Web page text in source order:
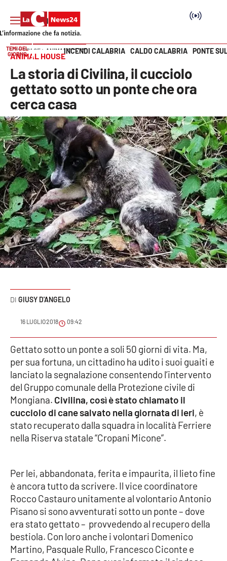
SEZIONI
Cronaca
Politica
Attualità
Economia e lavoro
Italia Mondo
Sanità
Sport
Meteo
Editoriali
VIDEO
Ambiente
Cultura
Economia e Lavoro
Politica
Sanità
Vai
TEMI DEL
GIORNO
INCENDI CALABRIA CALDO CALABRIA PONTE
HOME PAGE ANIMAL HOUSE
ANIMAL HOUSE
La storia di Civilina, il cucciolo
gettato sotto un ponte che ora
cerca casa
GIUSY D'ANGELO
16 LUGLIO 2018 09:42
Gettato sotto un ponte a soli 50 giorni di vita. Ma,
per sua fortuna, un cittadino ha udito i suoi guaiti e
lanciato la segnalazione consentendo l’intervento
del Gruppo comunale della Protezione civile di
Mongiana. Civilina, così è stato chiamato il
cucciolo di cane salvato nella giornata di ieri, è
stato recuperato dalla squadra in località Ferriere
nella Riserva statale “Cropani Micone”.
Per lei, abbandonata, ferita e impaurita, il lieto fine
è ancora tutto da scrivere. Il vice coordinatore
Rocco Castauro unitamente al volontario Antonio
Pisano si sono avventurati sotto un ponte – dove
era stato gettato – provvedendo al recupero della
bestiola. Con loro anche i volontari Domenico
Martino, Pasquale Rullo, Francesco Ciconte e